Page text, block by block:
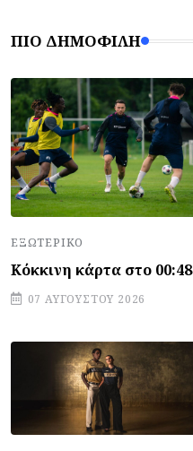
ΠΙΟ ΔΗΜΟΦΙΛΉ
ΕΞΩΤΕΡΙΚΌ
Κόκκινη κάρτα στο 00:48
07 ΑΥΓΟΎΣΤΟΥ 2026